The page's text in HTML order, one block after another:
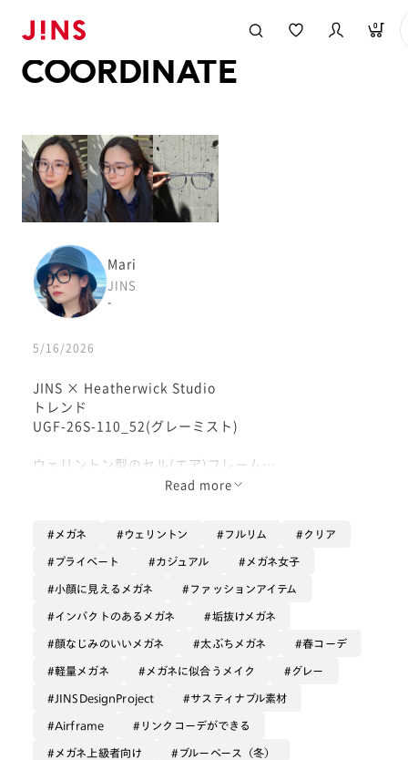
0
COORDINATE
Mari
JINS
-
5/16/2026
JINS × Heatherwick Studio
トレンド
UGF-26S-110_52(グレーミスト)
ウェリントン型のセル(エア)フレーム
Heatherwick Studioとしては初のメガネデザインへの
挑戦。
まず液体のようなポコポコとした左右非対称のラインが
目を引くこちらのシリーズ。
様に非常に軽く柔らかな掛け心地です。
す。
角がなく、逆に丸すぎることもないですが、全体的なデ
Read more
メガネ ウェリントン フルリム クリア
プライベート カジュアル メガネ女子
小顔に見えるメガネ ファッションアイテム
インパクトのあるメガネ 垢抜けメガネ
顔なじみのいいメガネ 太ぶちメガネ 春コーデ
軽量メガネ メガネに似合うメイク グレー
JINSDesignProject サスティナブル素材
Airframe リンクコーデができる
メガネ上級者向け ブルーベース（冬）